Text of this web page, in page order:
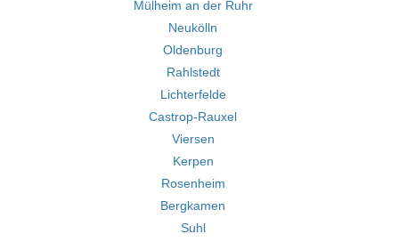
Mülheim an der Ruhr
Neukölln
Oldenburg
Rahlstedt
Lichterfelde
Castrop-Rauxel
Viersen
Kerpen
Rosenheim
Bergkamen
Suhl